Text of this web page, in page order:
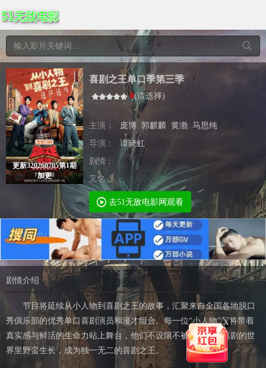
更新320260705第1期
加更
喜剧之王单口季第三季
0(请选择)
主演： 庞博 郭麒麟 黄渤 马思纯
导演：
谭晓虹
剧情：
又名：
去51无敌电影网观看
剧情介绍
节目将延续从小人物到喜剧之王的故事，汇聚来自全国各地脱口
秀俱乐部的优秀单口喜剧演员和漫才组合。每一位“小人物”都将带着
真实感与鲜活的生命力站上舞台，他们不设限不被定义，在喜剧的世
界里野蛮生长，成为独一无二的喜剧之王。
X